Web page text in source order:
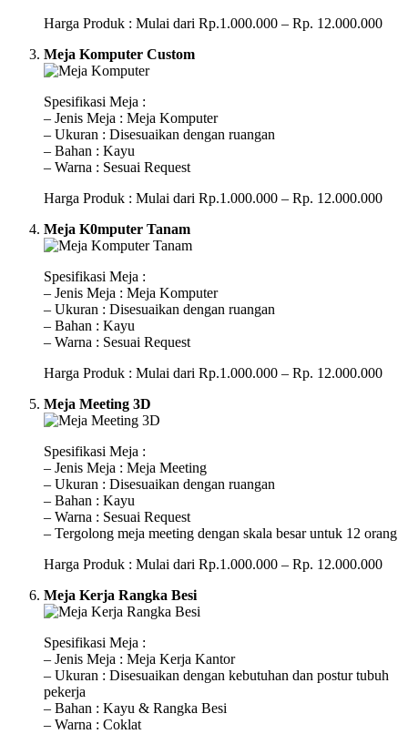
Harga Produk : Mulai dari Rp.1.000.000 – Rp. 12.000.000
Meja Komputer Custom
Spesifikasi Meja :
– Jenis Meja : Meja Komputer
– Ukuran : Disesuaikan dengan ruangan
– Bahan : Kayu
– Warna : Sesuai Request
Harga Produk : Mulai dari Rp.1.000.000 – Rp. 12.000.000
Meja K0mputer Tanam
Spesifikasi Meja :
– Jenis Meja : Meja Komputer
– Ukuran : Disesuaikan dengan ruangan
– Bahan : Kayu
– Warna : Sesuai Request
Harga Produk : Mulai dari Rp.1.000.000 – Rp. 12.000.000
Meja Meeting 3D
Spesifikasi Meja :
– Jenis Meja : Meja Meeting
– Ukuran : Disesuaikan dengan ruangan
– Bahan : Kayu
– Warna : Sesuai Request
– Tergolong meja meeting dengan skala besar untuk 12 orang
Harga Produk : Mulai dari Rp.1.000.000 – Rp. 12.000.000
Meja Kerja Rangka Besi
Spesifikasi Meja :
– Jenis Meja : Meja Kerja Kantor
– Ukuran : Disesuaikan dengan kebutuhan dan postur tubuh
pekerja
– Bahan : Kayu & Rangka Besi
– Warna : Coklat